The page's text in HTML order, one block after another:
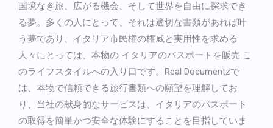
国境なき旅、広がる機会、そして世界を自由に探求でき
る夢。多くの人にとって、それは適切な書類があれば叶
う夢であり、イタリア市民権の権威と実用性を求める
人々にとっては、本物の イタリアのパスポートを販売 こ
のライフスタイルへの入り口です。Real Documentzで
は、本物で信頼できる旅行書類への願望を理解してお
り、当社の献身的なサービスは、イタリアのパスポート
の取得を簡単かつ安全な体験にすることを目指していま
Chinese
French
Bulgarian
Arabic
Danish